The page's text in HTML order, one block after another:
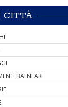
CITTÀ
BALNEARI